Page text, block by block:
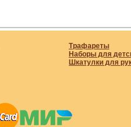
Трафареты
Наборы для
Шкатулки для